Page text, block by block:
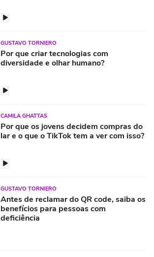
GUSTAVO TORNIERO
Por que criar tecnologias com
diversidade e olhar humano?
CAMILA GHATTAS
Por que os jovens decidem compras do
lar e o que o TikTok tem a ver com isso?
GUSTAVO TORNIERO
Antes de reclamar do QR code, saiba os
benefícios para pessoas com
deficiência